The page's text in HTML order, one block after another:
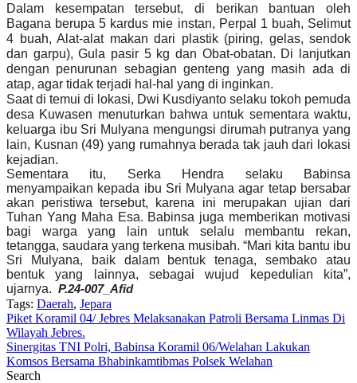
Dalam kesempatan tersebut, di berikan bantuan oleh
Bagana berupa 5 kardus mie instan, Perpal 1 buah, Selimut
4 buah, Alat-alat makan dari plastik (piring, gelas, sendok
dan garpu), Gula pasir 5 kg dan Obat-obatan. Di lanjutkan
dengan penurunan sebagian genteng yang masih ada di
atap, agar tidak terjadi hal-hal yang di inginkan.
Saat di temui di lokasi, Dwi Kusdiyanto selaku tokoh pemuda
desa Kuwasen menuturkan bahwa untuk sementara waktu,
keluarga ibu Sri Mulyana mengungsi dirumah putranya yang
lain, Kusnan (49) yang rumahnya berada tak jauh dari lokasi
kejadian.
Sementara itu, Serka Hendra selaku Babinsa
menyampaikan kepada ibu Sri Mulyana agar tetap bersabar
akan peristiwa tersebut, karena ini merupakan ujian dari
Tuhan Yang Maha Esa. Babinsa juga memberikan motivasi
bagi warga yang lain untuk selalu membantu rekan,
tetangga, saudara yang terkena musibah. “Mari kita bantu ibu
Sri Mulyana, baik dalam bentuk tenaga, sembako atau
bentuk yang lainnya, sebagai wujud kepedulian kita”,
ujarnya. P.24-007_ Afid
Tags: Daerah, Jepara
Navigasi
pos
Piket Koramil 04/ Jebres Melaksanakan Patroli Bersama Linmas Di
Wilayah Jebres.
Sinergitas TNI Polri, Babinsa Koramil 06/Welahan Lakukan
Komsos Bersama Bhabinkamtibmas Polsek Welahan
Search